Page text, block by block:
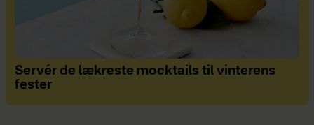
Servér de lækreste mocktails til vinterens
fester